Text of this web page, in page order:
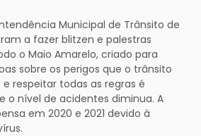
Municipal de Trânsito de
a fazer blitzen e palestras
o Maio Amarelo, criado para
sobre os perigos que o trânsito
respeitar todas as regras é
o nível de acidentes diminua. A
em 2020 e 2021 devido à